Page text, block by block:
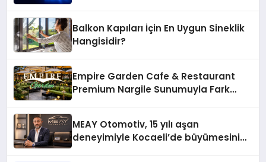
Balkon Kapıları İçin En Uygun Sineklik
Hangisidir?
Empire Garden Cafe & Restaurant
Premium Nargile Sunumuyla Fark
MEAY Otomotiv, 15 yılı aşan
deneyimiyle Kocaeli’de büyümesini